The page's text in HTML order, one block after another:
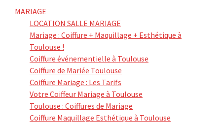
MARIAGE
LOCATION SALLE MARIAGE
Mariage : Coiffure + Maquillage + Esthétique à
Toulouse !
Coiffure événementielle à Toulouse
Coiffure de Mariée Toulouse
Coiffure Mariage : Les Tarifs
Votre Coiffeur Mariage à Toulouse
Toulouse : Coiffures de Mariage
Coiffure Maquillage Esthétique à Toulouse